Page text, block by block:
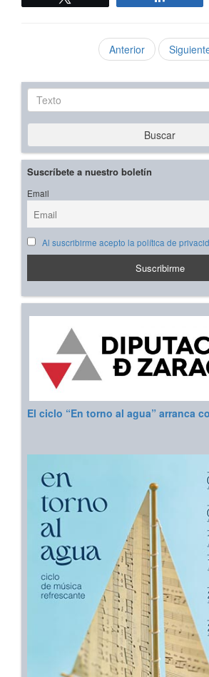
Anterior
Texto
Buscar
Suscríbete a nuestro boletín
Email
Al suscribirme acepto la política de
El ciclo “En torno al agua” arranca